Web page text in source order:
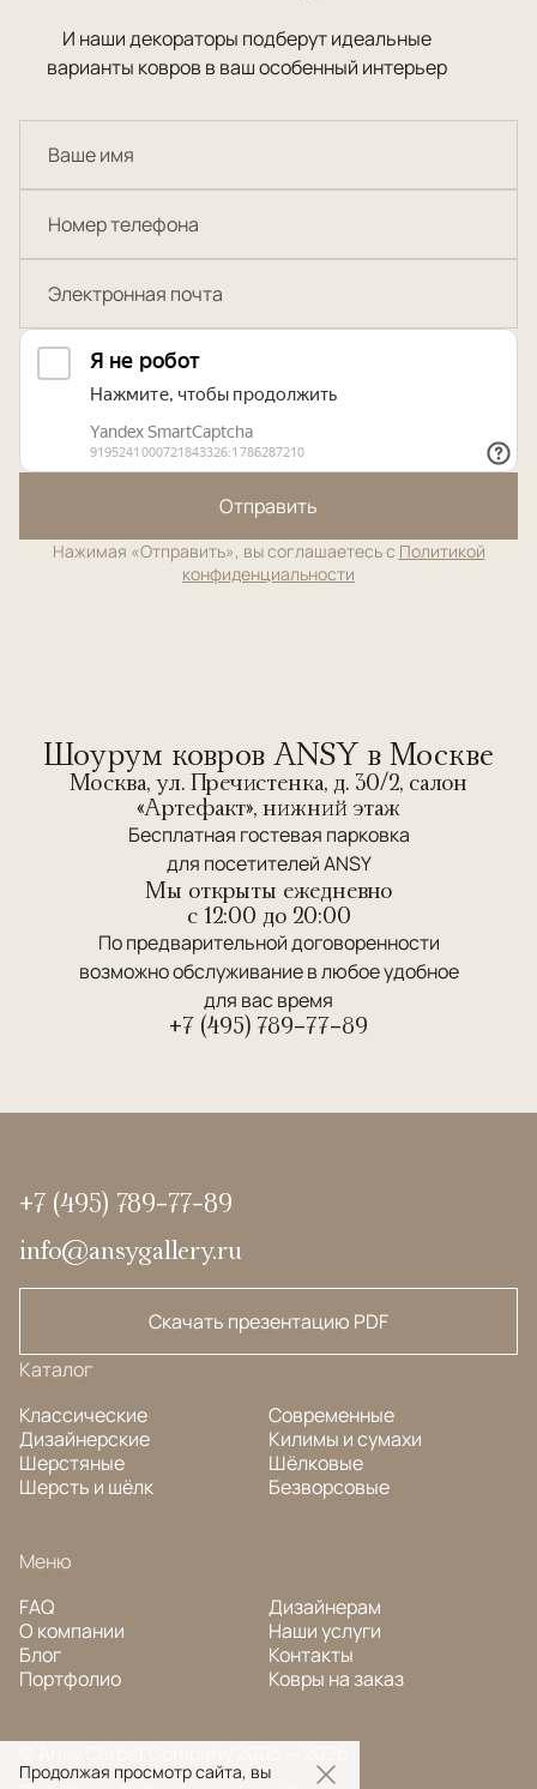
И наши декораторы подберут идеальные
варианты ковров в ваш особенный интерьер
Отправить
Нажимая «Отправить», вы соглашаетесь с Политикой
конфиденциальности
Шоурум ковров ANSY в Москве
Москва, ул. Пречистенка, д. 30/2, салон
«Артефакт», нижний этаж
Бесплатная гостевая парковка
для посетителей ANSY
Мы открыты ежедневно
c 12:00 до 20:00
По предварительной договоренности
возможно обслуживание в любое удобное
для вас время
+7 (495) 789-77-89
+7 (495) 789-77-89
info@ansygallery.ru
Скачать презентацию PDF
Каталог
Классические
Дизайнерские
Шерстяные
Шерсть и шёлк
Современные
Килимы и сумахи
Шёлковые
Безворсовые
Меню
FAQ
О компании
Блог
Портфолио
Дизайнерам
Наши услуги
Контакты
Ковры на заказ
Продолжая просмотр сайта, вы